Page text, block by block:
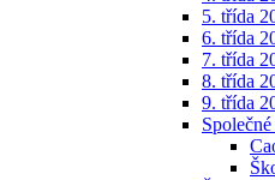
5. třída
6. třída
7. třída
8. třída
9. třída